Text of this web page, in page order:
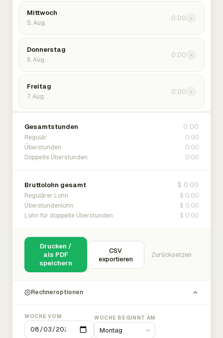
Mittwoch
5. Aug.
0:00 ›
Donnerstag
6. Aug.
0:00 ›
Freitag
7. Aug.
0:00 ›
Gesamtstunden 0:00
Regulär 0:00
Überstunden 0:00
Doppelte Überstunden 0:00
Bruttolohn gesamt $ 0.00
Regulärer Lohn $ 0.00
Überstundenlohn $ 0.00
Lohn für doppelte Überstunden $ 0.00
Drucken /
als PDF
speichern
CSV
exportieren
Zurücksetzen
Rechneroptionen
WOCHE VOM WOCHE BEGINNT AM